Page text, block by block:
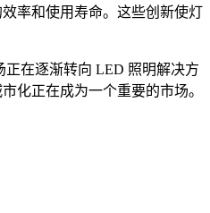
率和使用寿命。这些创新使灯
在逐渐转向 LED 照明解决方
化正在成为一个重要的市场。